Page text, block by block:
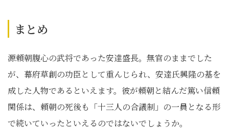
まとめ
源頼朝腹心の武将であった安達盛長。無官のままでした
が、幕府草創の功臣として重んじられ、安達氏興隆の基を
成した人物であるといえます。彼が頼朝と結んだ篤い信頼
関係は、頼朝の死後も「十三人の合議制」の一員となる形
で続いていったといえるのではないでしょうか。